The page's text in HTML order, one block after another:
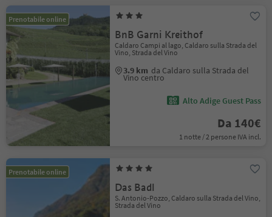
Prenotabile online
BnB Garni Kreithof
Caldaro Campi al lago, Caldaro sulla Strada del
Vino, Strada del Vino
3.9 km da Caldaro sulla Strada del
Vino centro
Alto Adige Guest Pass
Da 140€
1 notte / 2 persone IVA incl.
Prenotabile online
Das Badl
S. Antonio-Pozzo, Caldaro sulla Strada del Vino,
Strada del Vino